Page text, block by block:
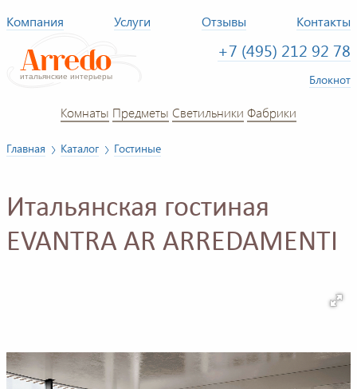
Компания Услуги Отзывы Контакты
+7 (495) 212 92 78
Блокнот
Комнаты Предметы Светильники Фабрики
Главная Каталог Гостиные
Итальянская гостиная
EVANTRA AR ARREDAMENTI